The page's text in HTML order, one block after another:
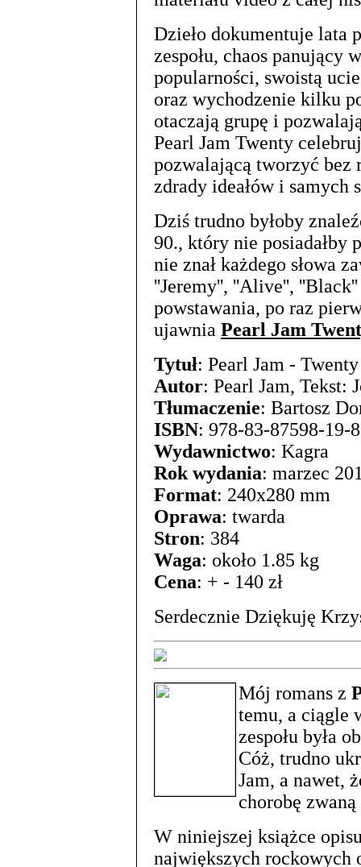
Dzieło dokumentuje lata
zespołu, chaos panujący
popularności, swoistą
oraz wychodzenie kilku
otaczają grupę i
Pearl Jam Twenty
pozwalającą tworzyć bez
zdrady ideałów i samych
Dziś trudno byłoby
90., który nie posiadałby
nie znał każdego słowa
''Jeremy'', ''Alive'',
powstawania, po raz
ujawnia Pearl Jam
Tytuł: Pearl Jam - Twenty
Autor: Pearl Jam, Tekst:
Tłumaczenie: Bartosz
ISBN: 978-83-87598-19-8
Wydawnictwo: Kagra
Rok wydania: marzec
Format: 240x280 mm
Oprawa: twarda
Stron: 384
Waga: około 1.85 kg
Cena: + - 140 zł
Serdecznie Dziękuję
Mój romans z
temu, a ciągle
zespołu była
Cóż, trudno
Jam, a nawet,
chorobę
W niniejszej książce
największych rockowych